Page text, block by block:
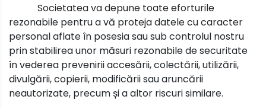
Societatea va depune toate eforturile
rezonabile pentru a vă proteja datele cu caracter
personal aflate în posesia sau sub controlul nostru
prin stabilirea unor măsuri rezonabile de securitate
în vederea prevenirii accesării, colectării, utilizării,
divulgării, copierii, modificării sau aruncării
neautorizate, precum și a altor riscuri similare.